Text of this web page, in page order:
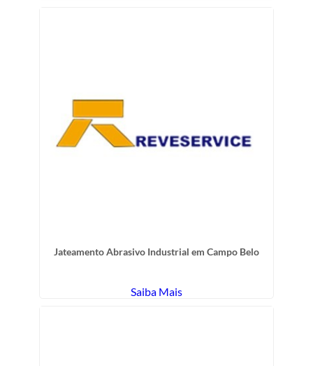
Jateamento Abrasivo Industrial em Campo Belo
Saiba Mais